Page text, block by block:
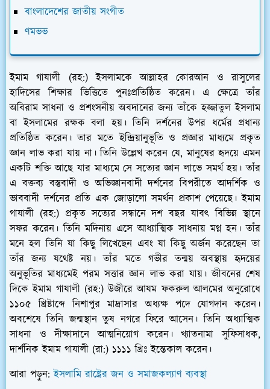
বাংলাদেশের জাতীয় সংগীত
ণমভভ
ইমাম গাযালী (রহ:) ইসলামকে আল্লাহর কোরআন ও রাসুলের
হাদিসের শিক্ষার ভিত্তিতে পুনঃপ্রতিষ্ঠিত করেন। এ ক্ষেত্রে তাঁর
অবিরাম সাধনা ও প্রশংসনীয় অবদানের জন্য তাঁকে হজ্জাতুল ইসলাম
বা ইসলামের রক্ষক বলা হয়। তিনি দর্শনের উপর ধর্মের প্রধান্য
প্রতিষ্ঠিত করেন। তার মতে ইন্দ্রিয়ানুভূতি ও প্রজ্ঞার মাধ্যমে প্রকৃত
জ্ঞান লাভ করা যায় না। তিনি উল্লেখ করেন যে, মানুষের হৃদয়ে এমন
একটি শক্তি আছে যার মাধ্যমে সে সত্যের জ্ঞান লাভে সমর্থ হয়। তাঁর
এ বক্তব্য বস্তুবাদী ও অভিজ্ঞানবাদী দর্শনের বিপরীতে আদর্শিক ও
ভাববাদী দর্শনের প্রতি এক জোড়ালো সমর্থন প্রকাশ পেয়েছে। ইমাম
গাযালী (রহ:) প্রকৃত সত্যের সন্ধানে দশ বছর যাবৎ বিভিন্ন স্থানে
সফর করেন। তিনি মদিনায় এসে আধ্যাত্মিক সাধনায় মগ্ন হন। তাঁর
মনে হল তিনি যা কিছু লিখেছেন এবং যা কিছু অর্জন করেছেন তা
তাঁর জন্য যথেষ্ট নয়। তাঁর মতে গভীর তন্ময় অবস্থায় হৃদয়ের
অনুভূতির মাধ্যমেই পরম সত্তার জ্ঞান লাভ করা যায়। জীবনের শেষ
দিকে ইমাম গাযালী (রহ:) উজীরে আযম ফকরুল আলমের অনুরোধে
১১০৫ খ্রিষ্টাব্দে নিশাপুর মাদ্রাসার অধ্যক্ষ পদে যোগদান করেন।
অবশেষে তিনি জন্মস্থান তুষ নগরে ফিরে আসেন। তিনি অধ্যাত্মিক
সাধনা ও দীক্ষাদানে আত্মনিয়োগ করেন। খ্যাতনামা সুফিসাধক,
দার্শনিক ইমাম গাযালী (রা:) ১১১১ খ্রিঃ ইন্তেকাল করেন।
আরা পড়ুন:ইসলামি রাষ্ট্রের জন ও সমাজকল্যাণ ব্যবস্থা